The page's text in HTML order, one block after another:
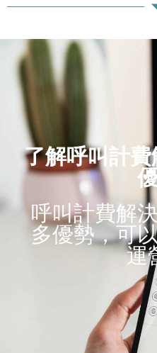
了解呼叫計
呼叫計費解
多優勢，可
運